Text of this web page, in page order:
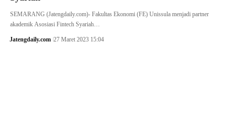
SEMARANG (Jatengdaily.com)- Fakultas Ekonomi (FE) Unissula menjadi partner
akademik Asosiasi Fintech Syariah…
Jatengdaily.com 27 Maret 2023 15:04